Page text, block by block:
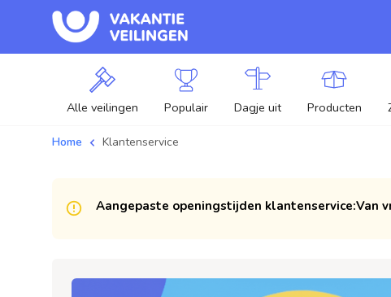
Alle veilingen Populair Dagje uit Producten
Home Klantenservice
Aangepaste openingstijden klantenservice:Van